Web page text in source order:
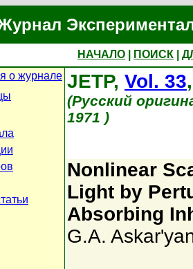
НАЧАЛО ПОИСК
о журнале JETP, Vol. 33
(Русский
1971 )
Nonlinear
Light by
Absorbing
G.A.